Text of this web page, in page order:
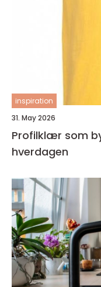
inspiration
31. May 2026
Profilklær som
hverdagen